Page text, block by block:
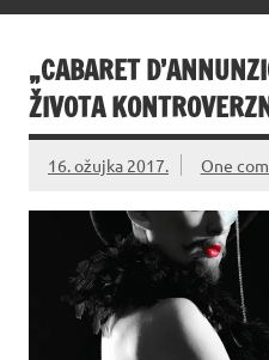
„CABARET
ŽIVOTA
16. ožujka 2017. One